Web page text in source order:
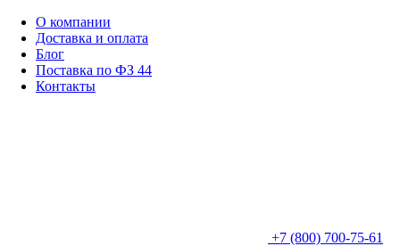
О компании
Доставка и оплата
Блог
Поставка по ФЗ 44
Контакты
+7 (800) 700-75-61